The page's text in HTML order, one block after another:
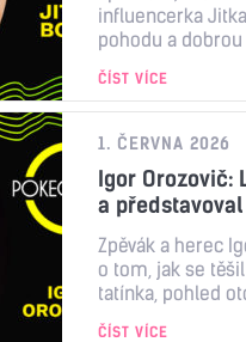
influencerka
pohodu a dobrou
ČÍST VÍCE
1. ČERVNA 2026
Igor Orozovič:
a
Zpěvák a herec
o tom, jak se
tatínka, pohled
ČÍST VÍCE